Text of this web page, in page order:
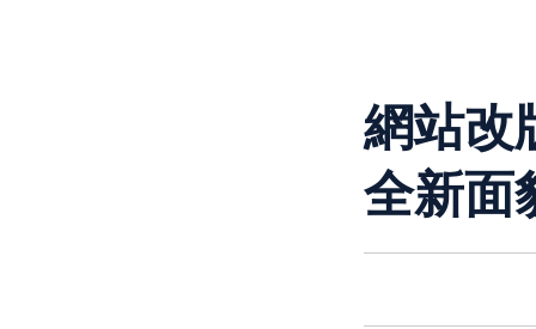
網站改
全新面